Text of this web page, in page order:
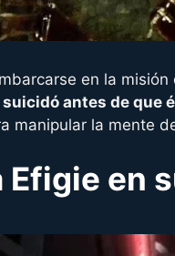
en la
suicidó antes de que
manipular la mente
Efigie en